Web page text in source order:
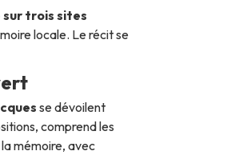
trois sites
locale. Le récit se
se dévoilent
comprend les
mémoire, avec